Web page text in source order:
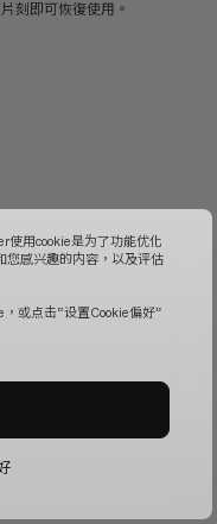
刻即可恢復使用。
用cookie是为了功能优化
您感兴趣的内容，以及评估
或点击“设置Cookie偏好”